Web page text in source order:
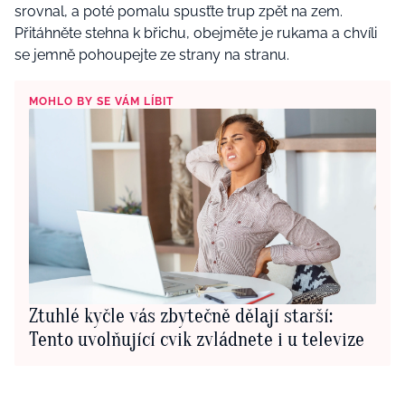
srovnal, a poté pomalu spusťte trup zpět na zem.
Přitáhněte stehna k břichu, obejměte je rukama a chvíli
se jemně pohoupejte ze strany na stranu.
MOHLO BY SE VÁM LÍBIT
Ztuhlé kyčle vás zbytečně dělají starší:
Tento uvolňující cvik zvládnete i u televize